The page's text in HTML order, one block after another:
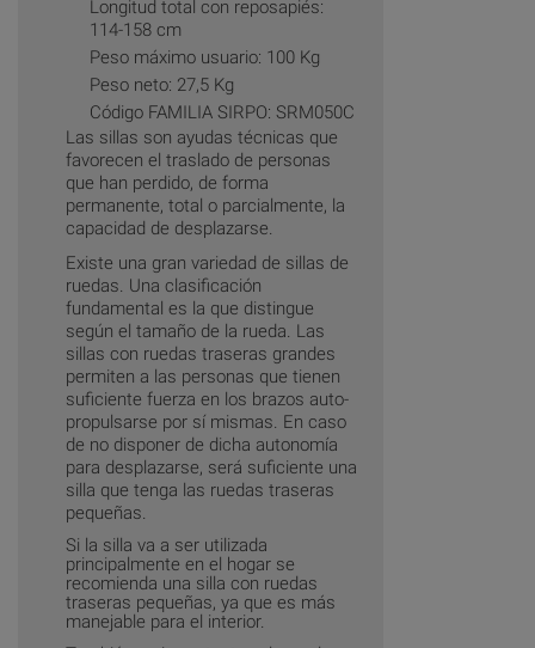
Longitud total con reposapiés:
114-158 cm
Peso máximo usuario: 100 Kg
Peso neto: 27,5 Kg
Código FAMILIA SIRPO: SRM050C
Las sillas son ayudas técnicas que
favorecen el traslado de personas
que han perdido, de forma
permanente, total o parcialmente, la
capacidad de desplazarse.
Existe una gran variedad de sillas de
ruedas. Una clasificación
fundamental es la que distingue
según el tamaño de la rueda. Las
sillas con ruedas traseras grandes
permiten a las personas que tienen
suficiente fuerza en los brazos auto-
propulsarse por sí mismas. En caso
de no disponer de dicha autonomía
para desplazarse, será suficiente una
silla que tenga las ruedas traseras
pequeñas.
Si la silla va a ser utilizada
principalmente en el hogar se
recomienda una silla con ruedas
traseras pequeñas, ya que es más
manejable para el interior.